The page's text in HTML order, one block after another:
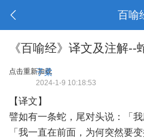
百喻
《百喻经》译文及注解--
点击重新加载
子柔
2024-1-9 10:18:53
【译文】
譬如有一条蛇，尾对头说：「
「我一直在前面，为何突然要